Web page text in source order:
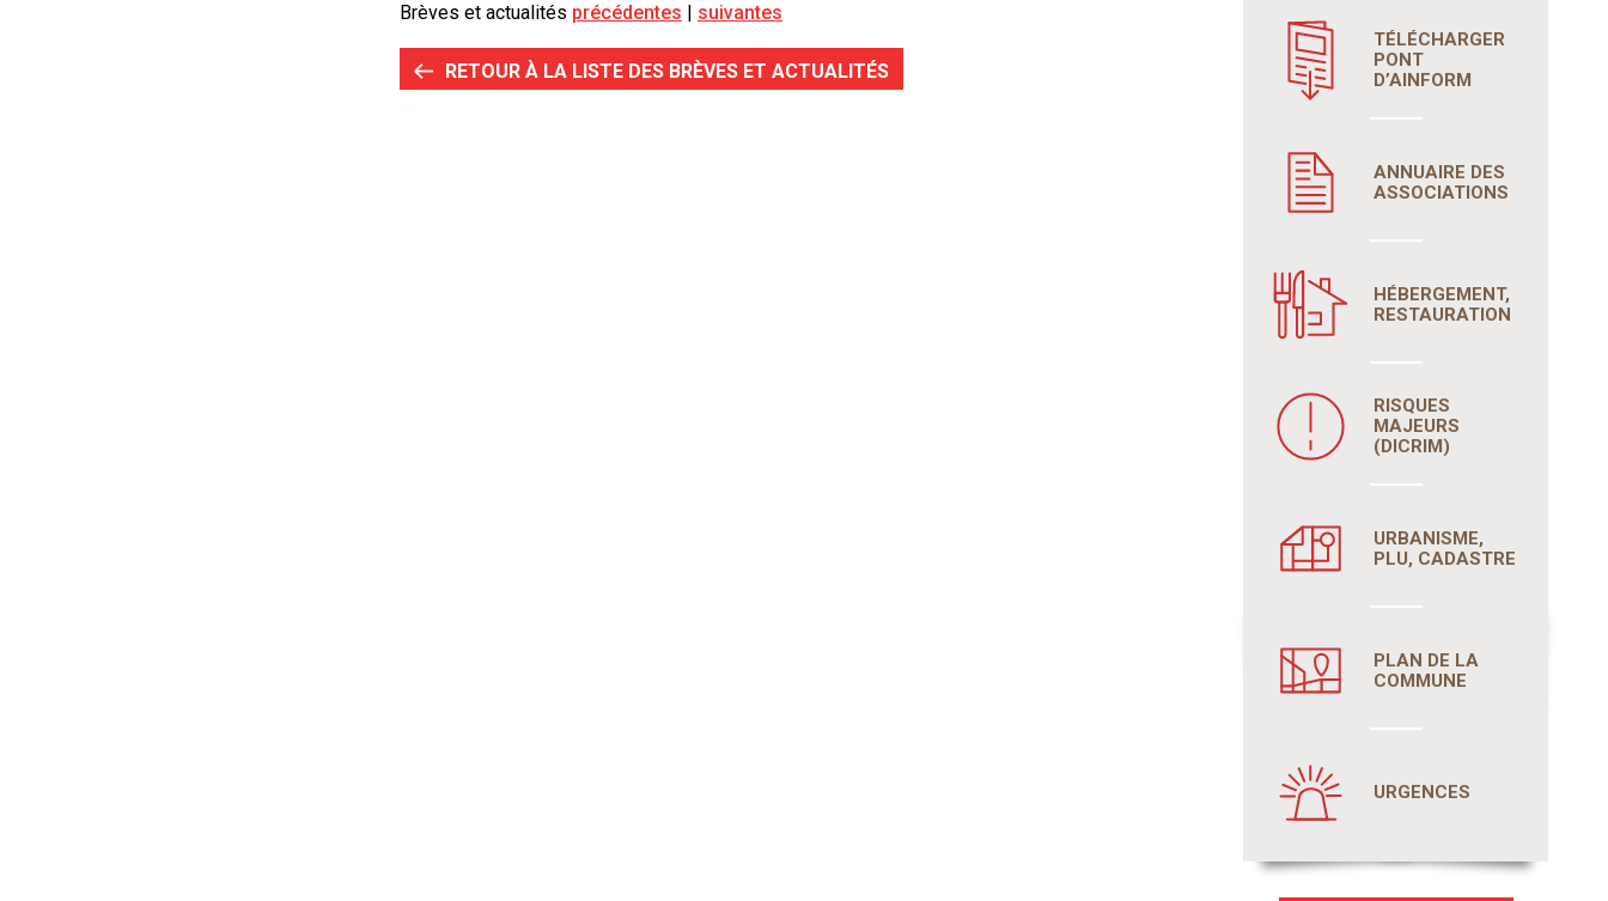
Brèves et actualités précédentes suivantes
RETOUR À LA LISTE DES BRÈVES ET ACTUALITÉS
TÉLÉCHARGER
PONT
D’AINFORM
ANNUAIRE DES
ASSOCIATIONS
HÉBERGEMENT,
RESTAURATION
RISQUES
MAJEURS
(DICRIM)
URBANISME,
PLU, CADASTRE
PLAN DE LA
COMMUNE
URGENCES